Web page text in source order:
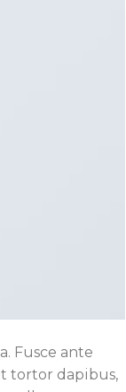
Fusce ante
tortor dapibus,